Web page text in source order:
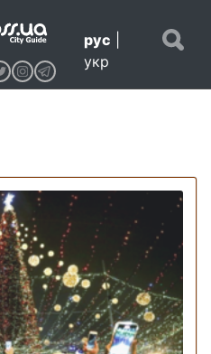
рус
укр